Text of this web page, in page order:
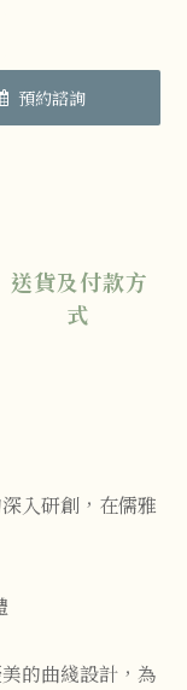
預約諮詢
送貨及付款方
式
入研創，在儒雅
的曲綫設計，為